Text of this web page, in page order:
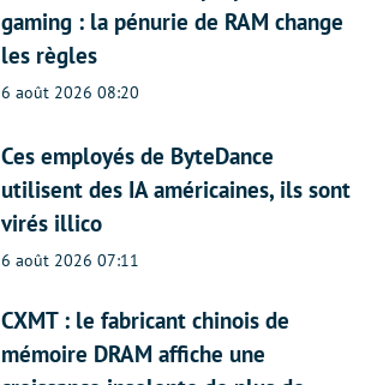
gaming : la pénurie de RAM change
les règles
6 août 2026 08:20
Ces employés de ByteDance
utilisent des IA américaines, ils sont
virés illico
6 août 2026 07:11
CXMT : le fabricant chinois de
mémoire DRAM affiche une